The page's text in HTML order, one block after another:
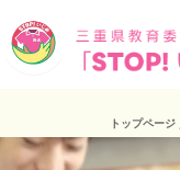
トップページ